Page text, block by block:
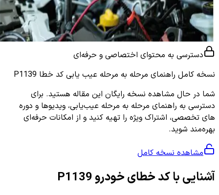
دسترسی به محتوای اختصاصی و حرفه‌ای
نسخه کامل راهنمای مرحله به مرحله عیب یابی کد خطا P1139
شما در حال مشاهده نسخه رایگان این مقاله هستید. برای
دسترسی به راهنمای مرحله به مرحله عیب‌یابی، ویدیوها و دوره
های تخصصی، اشتراک ویژه را تهیه کنید و از امکانات حرفه‌ای
بهره‌مند شوید.
مشاهده نسخه کامل
آشنایی با کد خطای خودرو P1139